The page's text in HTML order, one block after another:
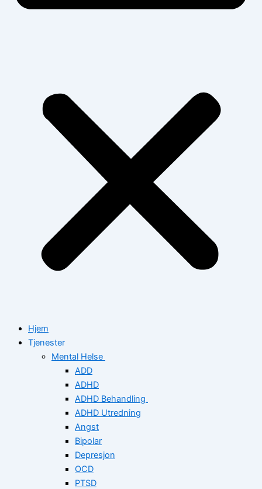
Hjem
Tjenester
Mental Helse
ADD
ADHD
ADHD Behandling
ADHD Utredning
Angst
Bipolar
Depresjon
OCD
PTSD